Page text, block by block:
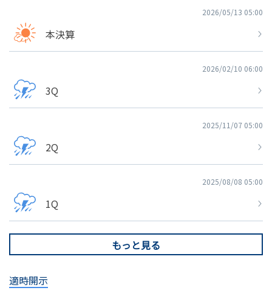
2026/05/13 05:00
本決算
2026/02/10 06:00
3Q
2025/11/07 05:00
2Q
2025/08/08 05:00
1Q
もっと見る
適時開示